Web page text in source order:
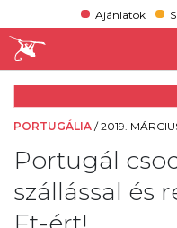
Ajánlatok
PORTUGÁLIA /2019.
Portugál
szállással és